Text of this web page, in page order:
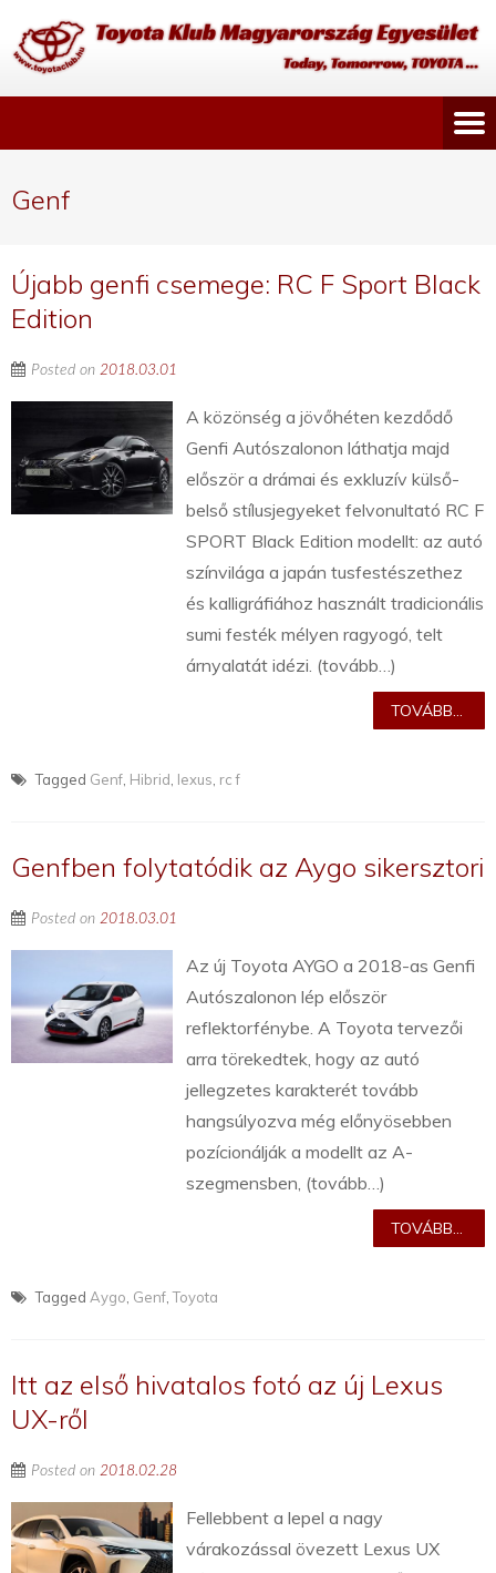
Genf
Újabb genfi csemege: RC F Sport Black
Edition
Posted on 2018.03.01
A közönség a jövőhéten kezdődő
Genfi Autószalonon láthatja majd
először a drámai és exkluzív külső-
belső stílusjegyeket felvonultató RC F
SPORT Black Edition modellt: az autó
színvilága a japán tusfestészethez
és kalligráfiához használt tradicionális
sumi festék mélyen ragyogó, telt
árnyalatát idézi. (tovább…)
TOVÁBB...
Tagged Genf Hibrid lexus rc f
Genfben folytatódik az Aygo sikersztori
Posted on 2018.03.01
Az új Toyota AYGO a 2018-as Genfi
Autószalonon lép először
reflektorfénybe. A Toyota tervezői
arra törekedtek, hogy az autó
jellegzetes karakterét tovább
hangsúlyozva még előnyösebben
pozícionálják a modellt az A-
szegmensben, (tovább…)
TOVÁBB...
Tagged Aygo Genf ,Toyota
Itt az első hivatalos fotó az új Lexus
UX-ről
Posted on 2018.02.28
Fellebbent a lepel a nagy
várakozással övezett Lexus UX